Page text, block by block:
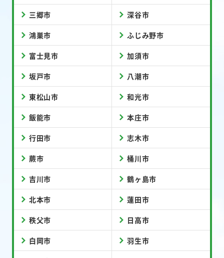
三郷市 深谷市
鴻巣市 ふじみ野市
富士見市 加須市
坂戸市 八潮市
東松山市 和光市
飯能市 本庄市
行田市 志木市
蕨市 桶川市
吉川市 鶴ヶ島市
北本市 蓮田市
秩父市 日高市
白岡市 羽生市